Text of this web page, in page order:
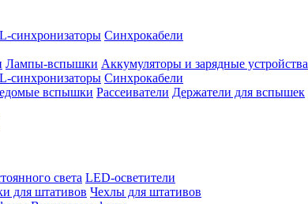
синхронизаторы Синхрокабели
Лампы-вспышки Аккумуляторы и зарядные устройства
синхронизаторы Синхрокабели
вспышки Рассеиватели Держатели для вспышек
света LED-осветители
для штативов Чехлы для штативов